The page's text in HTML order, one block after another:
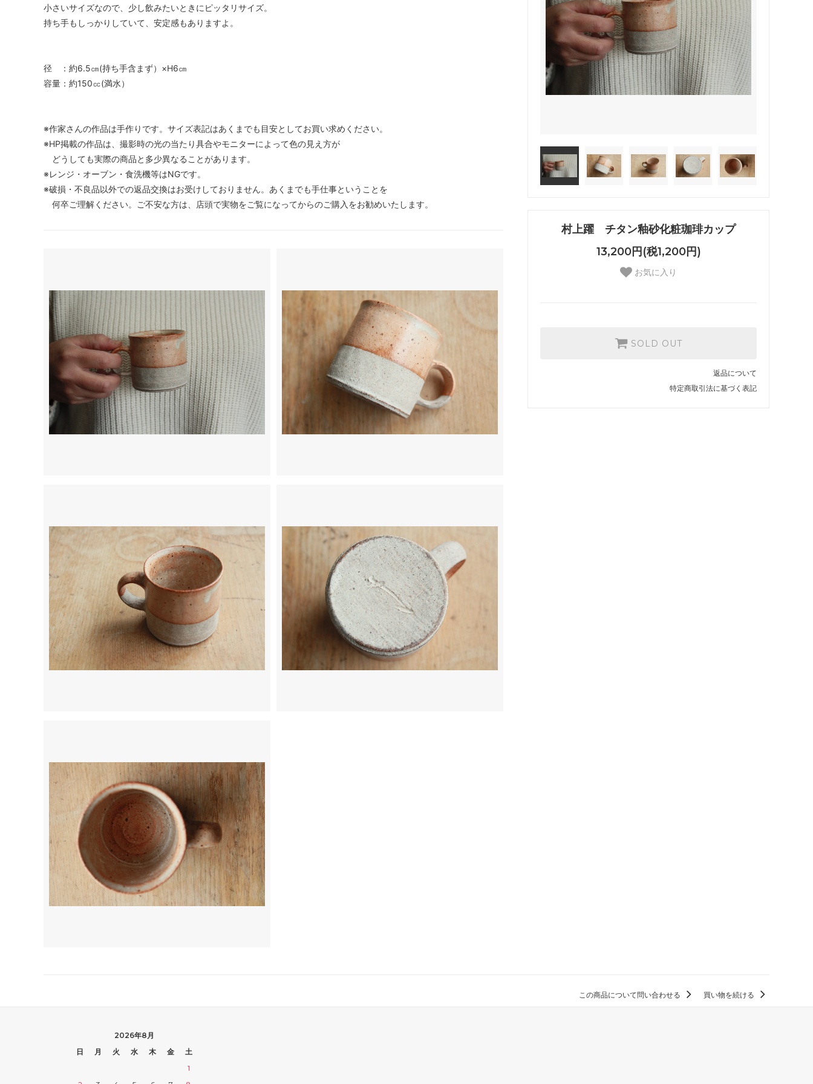
村上躍 チタン釉砂化粧珈琲カップ
13,200円(税1,200円)
お気に入り
SOLD OUT
返品について
特定商取引法に基づく表記
小さいサイズなので、少し飲みたいときにピッタリサイズ。
持ち手もしっかりしていて、安定感もありますよ。
径 ：約6.5㎝(持ち手含まず）×H6㎝
容量：約150㏄(満水）
※作家さんの作品は手作りです。サイズ表記はあくまでも目安としてお買い求めください。
※HP掲載の作品は、撮影時の光の当たり具合やモニターによって色の見え方が
どうしても実際の商品と多少異なることがあります。
※レンジ・オーブン・食洗機等はNGです。
※破損・不良品以外での返品交換はお受けしておりません。あくまでも手仕事ということを
何卒ご理解ください。ご不安な方は、店頭で実物をご覧になってからのご購入をお勧めいたします。
この商品について問い合わせる 買い物を続ける
2026年8月
日
月 火 水 木 金
土
1